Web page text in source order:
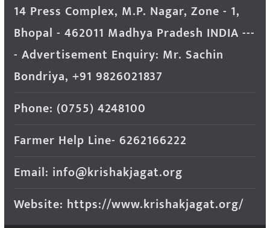
14 Press Complex, M.P. Nagar, Zone - 1,
Bhopal - 462011 Madhya Pradesh INDIA ---
- Advertisement Enquiry: Mr. Sachin
Bondriya, +91 9826021837
Phone: (0755) 4248100
Farmer Help Line- 6262166222
Email: info@krishakjagat.org
Website: https://www.krishakjagat.org/